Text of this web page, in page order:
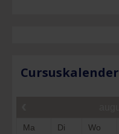
Cursuskalender
Ma Di Wo